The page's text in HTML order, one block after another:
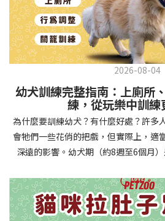
2026-08-04
幼犬訓練完整指南：上廁所
練，從玩樂中訓練
為什麼要訓練幼犬？有什麼好處？許多
會牠們一些花俏的把戲，但實際上，適
深遠的影響。幼犬期（約8週至6個月
的行為問題，並建立人犬間的健康關係
透過基礎訓練，幼犬能學會家居規則
像是「不」和「放下」等指令可以阻